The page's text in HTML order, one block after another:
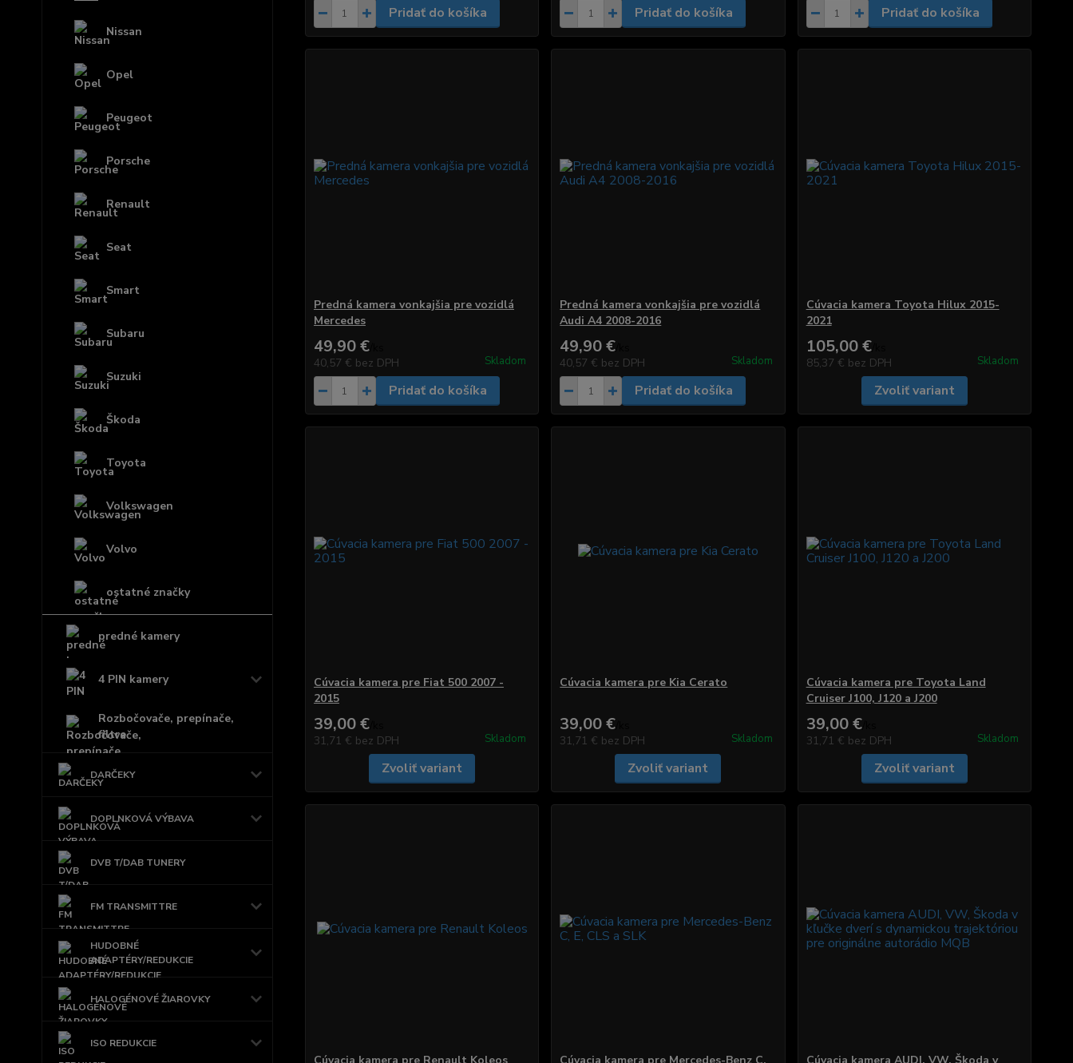
Nissan
Opel
Peugeot
Porsche
Renault
Seat
Smart
Subaru
Suzuki
Škoda
Toyota
Volkswagen
Volvo
ostatné značky
predné kamery
4 PIN kamery
Rozbočovače, prepínače,
filtre
DARČEKY
DOPLNKOVÁ VÝBAVA
DVB T/DAB TUNERY
FM TRANSMITTRE
HUDOBNÉ
ADAPTÉRY/REDUKCIE
HALOGÉNOVÉ ŽIAROVKY
ISO REDUKCIE
Pridať do košíka Pridať do košíka Pridať do košíka
Predná kamera vonkajšia pre vozidlá
Mercedes
49,90 €/
40,57 € bez DPH Skladom
Pridať do košíka
Predná kamera vonkajšia pre vozidlá
Audi A4 2008-2016
49,90 €
40,57 € bez DPH Skladom
Pridať do košíka
Cúvacia kamera Toyota Hilux 2015-
2021
105,00 €/
85,37 € bez DPH Skladom
Zvoliť variant
Cúvacia kamera pre Fiat 500 2007 -
2015
39,00 €/
31,71 € bez DPH Skladom
Zvoliť variant
Cúvacia kamera pre Kia Cerato
39,00 €
31,71 € bez DPH Skladom
Zvoliť variant
Cúvacia kamera pre Toyota Land
Cruiser J100, J120 a J200
39,00 €/
31,71 € bez DPH Skladom
Zvoliť variant